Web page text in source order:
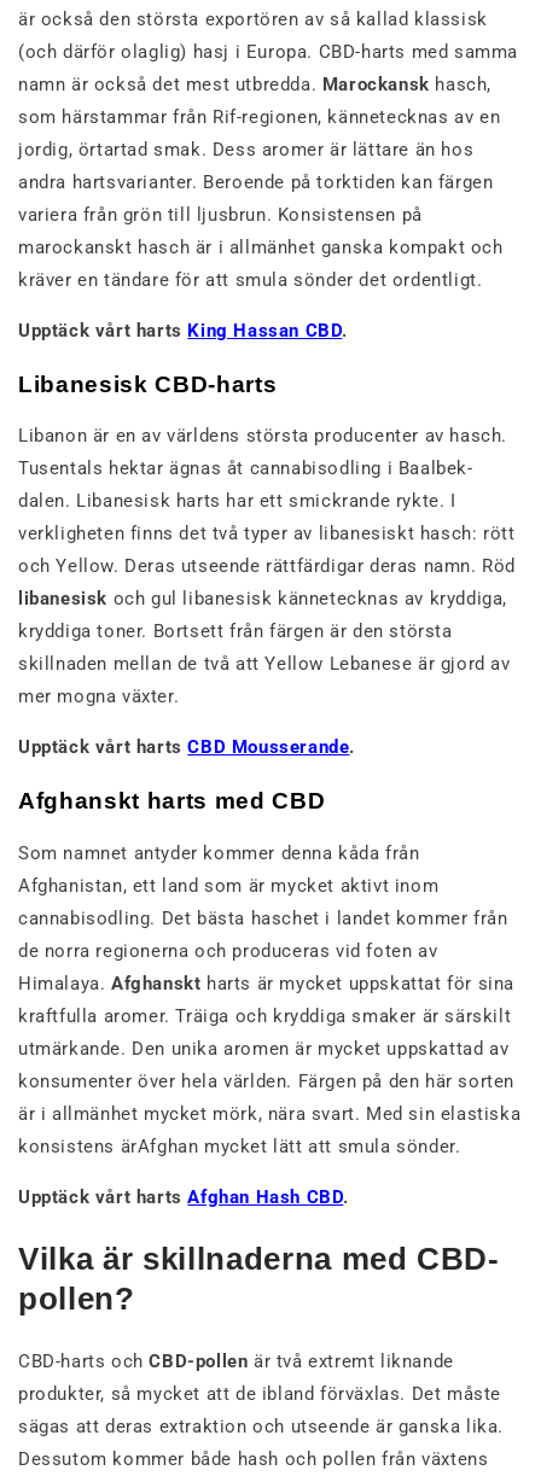
är också den största exportören av så kallad klassisk
(och därför olaglig) hasj i Europa. CBD-harts med samma
namn är också det mest utbredda. Marockansk hasch,
som härstammar från Rif-regionen, kännetecknas av en
jordig, örtartad smak. Dess aromer är lättare än hos
andra hartsvarianter. Beroende på torktiden kan färgen
variera från grön till ljusbrun. Konsistensen på
marockanskt hasch är i allmänhet ganska kompakt och
kräver en tändare för att smula sönder det ordentligt.
Upptäck vårt harts King Hassan CBD.
Libanesisk CBD-harts
Libanon är en av världens största producenter av hasch.
Tusentals hektar ägnas åt cannabisodling i Baalbek-
dalen. Libanesisk harts har ett smickrande rykte. I
verkligheten finns det två typer av libanesiskt hasch: rött
och Yellow. Deras utseende rättfärdigar deras namn. Röd
libanesisk och gul libanesisk kännetecknas av kryddiga,
kryddiga toner. Bortsett från färgen är den största
skillnaden mellan de två att Yellow Lebanese är gjord av
mer mogna växter.
Upptäck vårt hartsCBD Mousserande.
Afghanskt harts med CBD
Som namnet antyder kommer denna kåda från
Afghanistan, ett land som är mycket aktivt inom
cannabisodling. Det bästa haschet i landet kommer från
de norra regionerna och produceras vid foten av
Himalaya. Afghanskt harts är mycket uppskattat för sina
kraftfulla aromer. Träiga och kryddiga smaker är särskilt
utmärkande. Den unika aromen är mycket uppskattad av
konsumenter över hela världen. Färgen på den här sorten
är i allmänhet mycket mörk, nära svart. Med sin elastiska
konsistens ärAfghan mycket lätt att smula sönder.
Upptäck vårt hartsAfghan Hash CBD.
Vilka är skillnaderna med CBD-
pollen?
CBD-harts ochCBD-pollen är två extremt liknande
produkter, så mycket att de ibland förväxlas. Det måste
sägas att deras extraktion och utseende är ganska lika.
Dessutom kommer både hash och pollen från växtens